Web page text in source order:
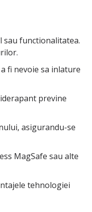
sau functionalitatea.
fi nevoie sa inlature
previne
asigurandu-se
MagSafe sau alte
tehnologiei